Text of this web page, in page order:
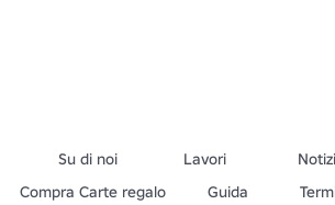
Su di noi Lavori
Compra Carte regalo
Guida